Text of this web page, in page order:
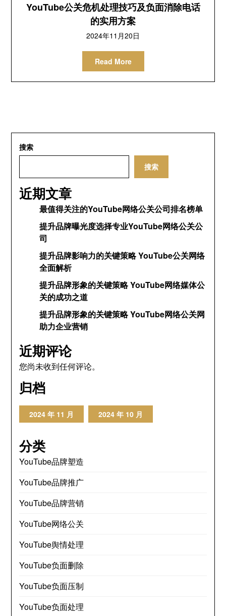
YouTube公关危机处理技巧及负面消除电话
的实用方案
2024年11月20日
Read More
搜索
搜索
近期文章
最值得关注的YouTube网络公关公司排名榜单
提升品牌曝光度选择专业YouTube网络公关公
司
提升品牌影响力的关键策略 YouTube公关网络
全面解析
提升品牌形象的关键策略 YouTube网络媒体公
关的成功之道
提升品牌形象的关键策略 YouTube网络公关网
助力企业营销
近期评论
您尚未收到任何评论。
归档
2024 年 11 月 2024 年 10 月
分类
YouTube品牌塑造
YouTube品牌推广
YouTube品牌营销
YouTube网络公关
YouTube舆情处理
YouTube负面删除
YouTube负面压制
YouTube负面处理